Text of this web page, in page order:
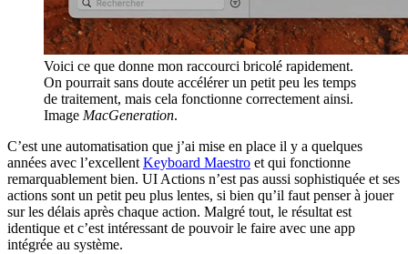
Voici ce que donne mon raccourci bricolé rapidement.
On pourrait sans doute accélérer un petit peu les temps
de traitement, mais cela fonctionne correctement ainsi.
Image MacGeneration.
C’est une automatisation que j’ai mise en place il y a quelques
années avec l’excellent Keyboard Maestro et qui fonctionne
remarquablement bien. UI Actions n’est pas aussi sophistiquée et ses
actions sont un petit peu plus lentes, si bien qu’il faut penser à jouer
sur les délais après chaque action. Malgré tout, le résultat est
identique et c’est intéressant de pouvoir le faire avec une app
intégrée au système.